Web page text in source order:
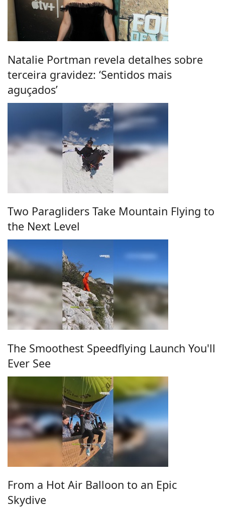
Natalie Portman revela detalhes sobre
terceira gravidez: ‘Sentidos mais
aguçados’
Two Paragliders Take Mountain Flying to
the Next Level
The Smoothest Speedflying Launch You'll
Ever See
From a Hot Air Balloon to an Epic
Skydive